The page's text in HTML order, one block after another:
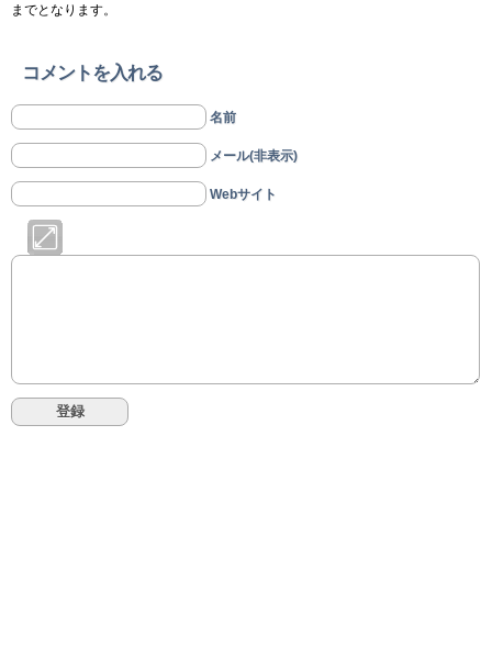
までとなります。
コメントを入れる
名前
メール(非表示)
Webサイト